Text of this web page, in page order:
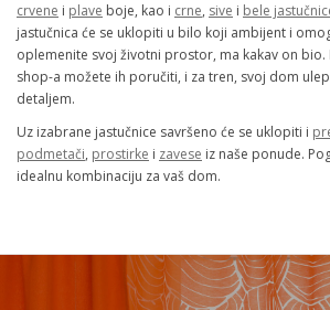
crvene i plave boje, kao i crne, sive i bele
jastučnica će se uklopiti u bilo koji ambijent i
oplemenite svoj životni prostor, ma kakav on bio.
shop-a možete ih poručiti, i za tren, svoj dom
detaljem.
Uz izabrane jastučnice savršeno će se uklopiti i
podmetači, prostirke i zavese iz naše ponude.
idealnu kombinaciju za vaš dom.